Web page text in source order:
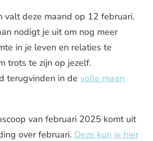
valt deze maand op 12 februari.
nodigt je uit om nog meer
in je leven en relaties te
trots te zijn op jezelf.
terugvinden in de volle maan
van februari 2025 komt uit
over februari. Deze kun je hier